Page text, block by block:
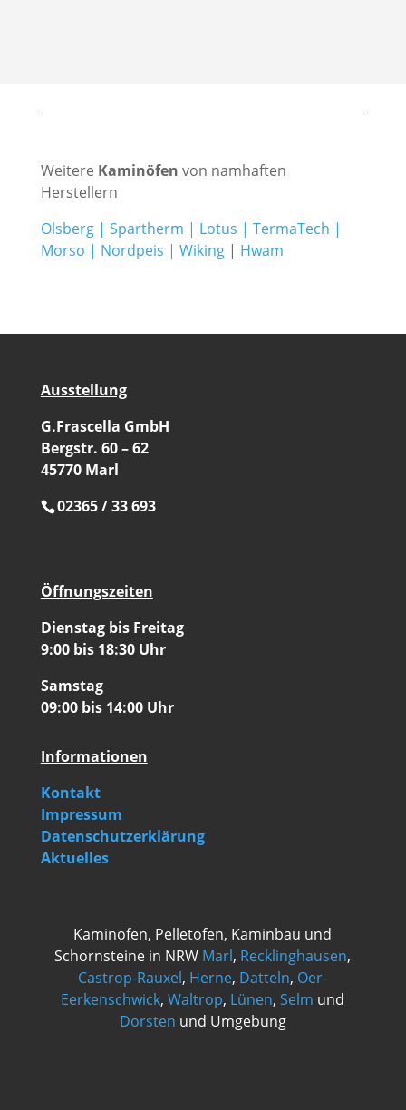
Weitere Kaminöfen von namhaften
Herstellern
Olsberg| Spartherm | Lotus | TermaTech |
Morso | Nordpeis | Wiking| Hwam
Ausstellung
G.Frascella GmbH
Bergstr. 60 – 62
45770 Marl
02365 / 33 693
Öffnungszeiten
Dienstag bis Freitag
9:00 bis 18:30 Uhr
Samstag
09:00 bis 14:00 Uhr
Informationen
Kontakt
Impressum
Datenschutzerklärung
Aktuelles
Kaminofen, Pelletofen, Kaminbau und
Schornsteine in NRW Marl, Recklinghausen,
Castrop-Rauxel, Herne, Datteln, Oer-
Eerkenschwick,Waltrop, Lünen,Selm und
Dorsten und Umgebung